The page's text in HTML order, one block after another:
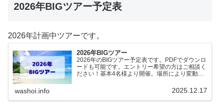
2026年BIGツアー予定表
2026年計画中ツアーです。
2026年BIGツアー
2026年のBIGツアー予定表です。PDFでダウンロ
ードも可能です。エントリー希望の方はご相談く
ださい！基本4名様より開催。場所により変動あ
（12.19更新）ダウンロードPDFでアップロード
washoi.info 2025.12.17